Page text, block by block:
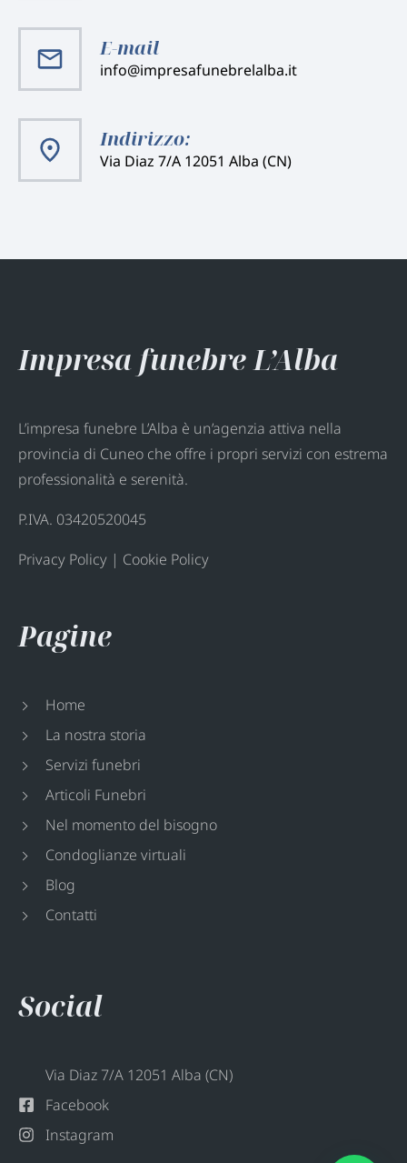
E-mail
info@impresafunebrelalba.it
Indirizzo:
Via Diaz 7/A 12051 Alba (CN)
Impresa funebre L’Alba
L’impresa funebre L’Alba è un’agenzia attiva nella
provincia di Cuneo che offre i propri servizi con estrema
professionalità e serenità.
P.IVA. 03420520045
Privacy Policy | Cookie Policy
Pagine
Home
La nostra storia
Servizi funebri
Articoli Funebri
Nel momento del bisogno
Condoglianze virtuali
Blog
Contatti
Social
Via Diaz 7/A 12051 Alba (CN)
Facebook
Instagram